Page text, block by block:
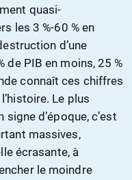
quasi-
les 3 %-60 % en
d’une
de PIB en moins, 25 %
connaît ces chiffres
Le plus
d’époque, c’est
massives,
écrasante, à
le moindre